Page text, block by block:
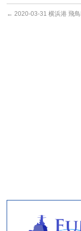
← 2020-03-31 横浜港 飛鳥II